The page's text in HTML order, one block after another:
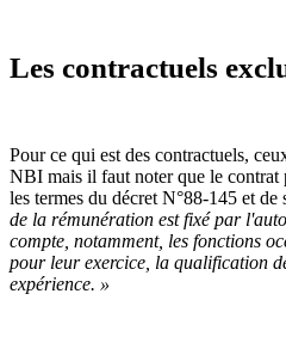
Les contractuels
Pour ce qui est des contractuels,
NBI mais il faut noter que le contrat
les termes du décret N°88-145 et de
de la rémunération est fixé par
compte, notamment, les fonctions
pour leur exercice, la qualification
expérience. »